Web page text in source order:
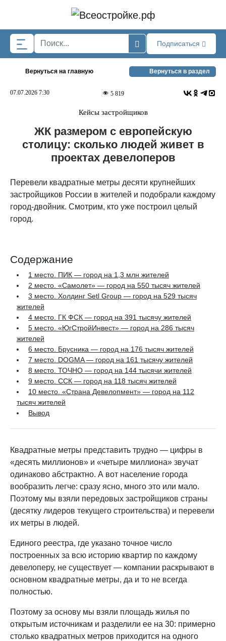
Подписаться
Вернуться на главную Вернуться в раздел
07.07.2026 7:30 5 819
Кейсы застройщиков
ЖК размером с европейскую
столицу: сколько людей живет в
проектах девелоперов
Перевели квадратные метры десяти крупнейших
застройщиков России в жителей и подобрали каждому
город-двойник. Смотрим, кто уже построил целый
город.
Содержание
1 место. ПИК — город на 1,3 млн жителей
2 место. «Самолет» — город на 550 тысяч жителей
3 место. Холдинг Setl Group — город на 529 тысяч
жителей
4 место. ГК ФСК — город на 391 тысячу жителей
5 место. «ЮгСтройИнвест» — город на 286 тысяч
жителей
6 место. Брусника — город на 176 тысяч жителей
7 место. DOGMA — город на 161 тысячу жителей
8 место. ТОЧНО — город на 144 тысячи жителей
9 место. ССК — город на 118 тысяч жителей
10 место. «Страна Девелопмент» — город на 112
тысяч жителей
Вывод
Квадратные метры представить трудно — цифры в
«десять миллионов» и «четыре миллиона» звучат
одинаково абстрактно. А вот население города
вообразить легче: сразу ясно, много это или мало.
Поэтому мы взяли передовых застройщиков страны
(десятку лидеров текущего строительства) и перевели
их метры в людей.
Единого реестра, где указано точное число
построенных за всю историю квартир по каждому
девелоперу, не существует — компании раскрывают в
основном квадратные метры, да и то не всегда
полностью.
Поэтому за основу мы взяли площадь жилья по
открытым источникам и разделили ее на 30: примерно
столько квадратных метров приходится на одного